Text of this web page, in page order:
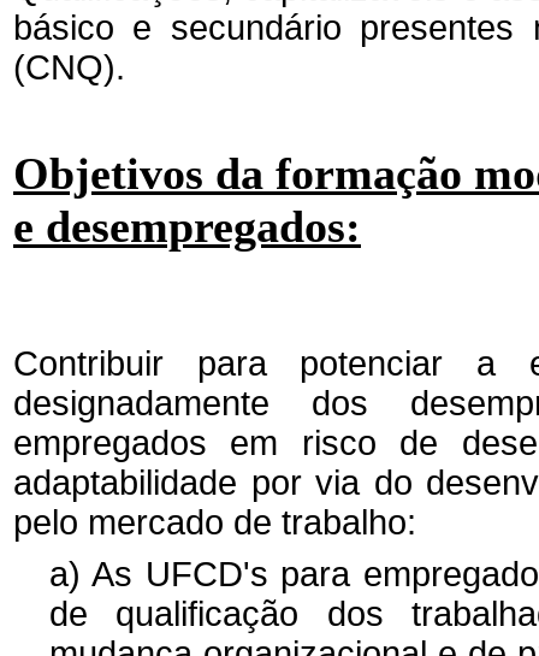
básico e secundário presentes
(CNQ).
Objetivos da formação
e desempregados:
Contribuir para potenciar a
designadamente dos
empregados em risco de
adaptabilidade por via do
pelo mercado de trabalho:
a) As UFCD's para
de qualificação dos